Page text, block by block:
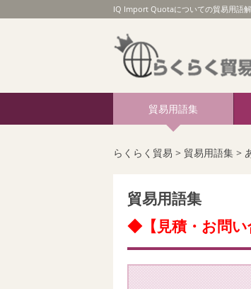
IQ Import Quotaについての貿易用語
貿易用語集
らくらく貿易 > 貿易用語集>
貿易用語集
◆【見積・お問い